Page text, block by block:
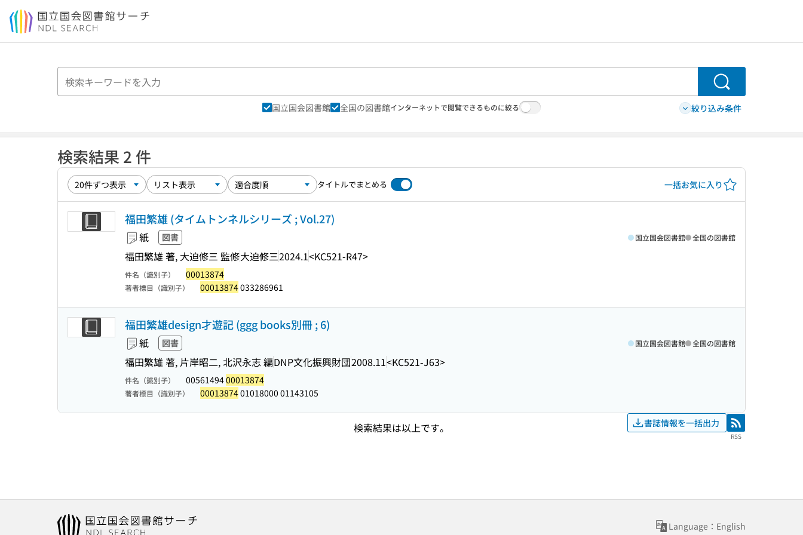
本文へ移動
検索
国立国会図書館 全国の図書館インターネットで閲覧できるものに絞る 絞り込み条件
検索結果 2 件
タイトルでまとめる 一括お気に入り
福田繁雄 (タイムトンネルシリーズ ; Vol.27)
紙 図書
福田繁雄 著, 大迫修三 監修大迫修三2024.1<KC521-R47>
国立国会図書館 全国の図書館
件名（識別子） 00013874
著者標目（識別子） 00013874033286961
福田繁雄design才遊記 (ggg books別冊 ; 6)
紙 図書
福田繁雄 著, 片岸昭二, 北沢永志 編DNP文化振興財団2008.11<KC521-J63>
国立国会図書館 全国の図書館
件名（識別子） 0056149400013874
著者標目（識別子） 0001387401018000 01143105
検索結果は以上です。 書誌情報を一括出力 RSS
RSS
Language：English